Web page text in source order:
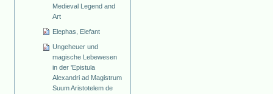
Medieval Legend and
Art
Elephas, Elefant
Ungeheuer und
magische Lebewesen
in der 'Epistula
Alexandri ad Magistrum
Suum Aristotelem de